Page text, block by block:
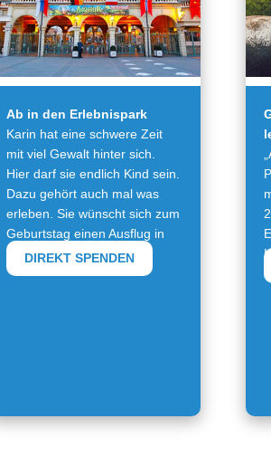
Ab in den Erlebnispark
Karin hat eine schwere Zeit
mit viel Gewalt hinter sich.
Hier darf sie endlich Kind sein.
Dazu gehört auch mal was
erleben. Sie wünscht sich zum
Geburtstag einen Ausflug in
den Europa Park.
DIREKT SPENDEN